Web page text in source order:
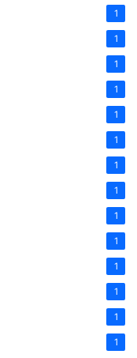
1
1
1
1
1
1
1
1
1
1
1
1
1
1